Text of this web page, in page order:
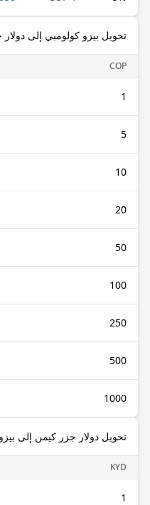
تحويل بيزو كولومبي إلى
COP
1
5
10
20
50
100
250
500
1000
تحويل دولار جزر كيمن إلى
KYD
1